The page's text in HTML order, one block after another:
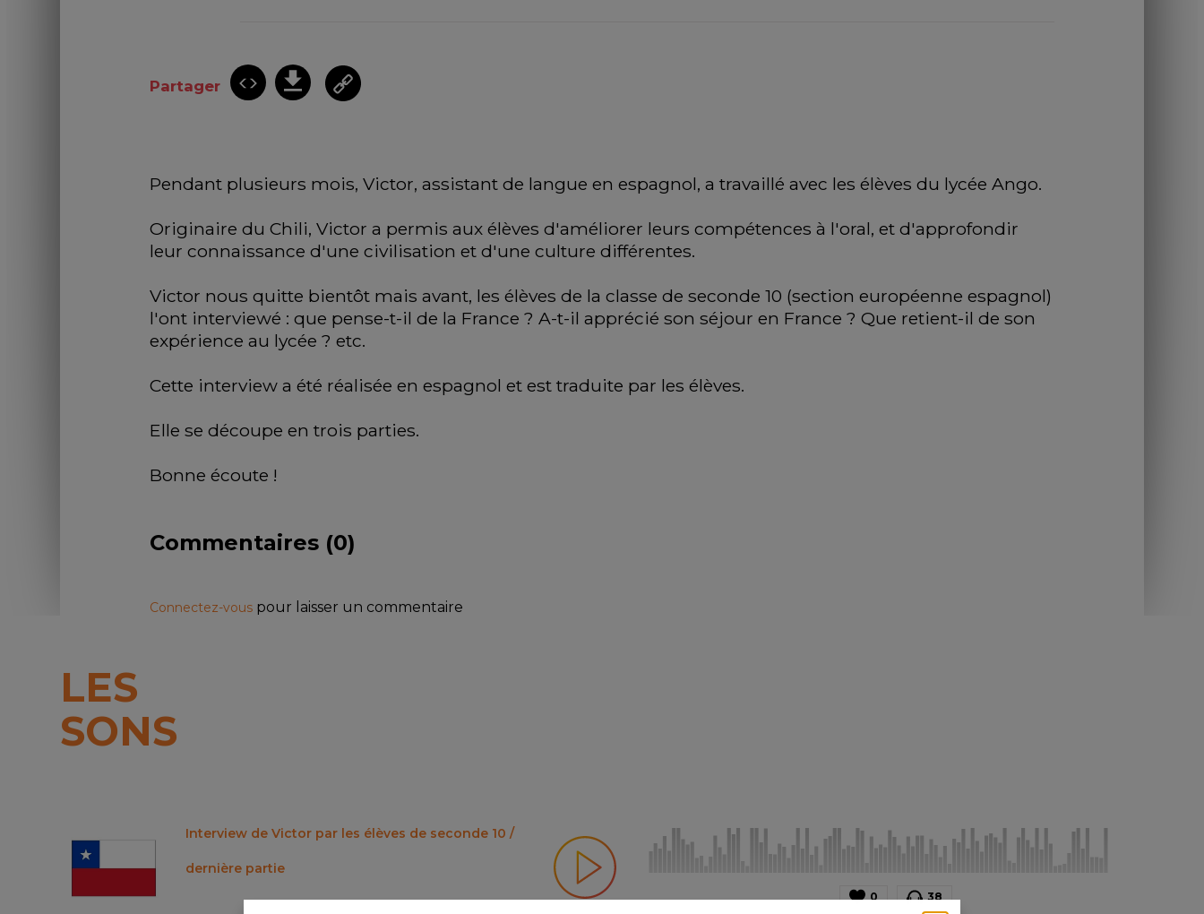
Partager
Pendant plusieurs mois, Victor, assistant de langue en espagnol, a travaillé avec les élèves du lycée Ango.
Originaire du Chili, Victor a permis aux élèves d'améliorer leurs compétences à l'oral, et d'approfondir
leur connaissance d'une civilisation et d'une culture différentes.
Victor nous quitte bientôt mais avant, les élèves de la classe de seconde 10 (section européenne espagnol)
l'ont interviewé : que pense-t-il de la France ? A-t-il apprécié son séjour en France ? Que retient-il de son
expérience au lycée ? etc.
Cette interview a été réalisée en espagnol et est traduite par les élèves.
Elle se découpe en trois parties.
Bonne écoute !
Commentaires (0)
Connectez-vous pour laisser un commentaire
LES
SONS
Interview de Victor par les élèves de seconde 10 /
dernière partie
0 38